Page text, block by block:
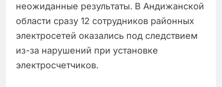
неожиданные результаты. В Андижанской
области сразу 12 сотрудников районных
электросетей оказались под следствием
из-за нарушений при установке
электросчетчиков.